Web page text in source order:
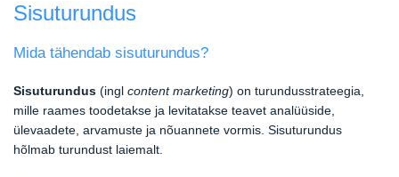
Sisuturundus
Mida tähendab sisuturundus?
Sisuturundus (ingl content marketing) on turundusstrateegia,
mille raames toodetakse ja levitatakse teavet analüüside,
ülevaadete, arvamuste ja nõuannete vormis. Sisuturundus
hõlmab turundust laiemalt.